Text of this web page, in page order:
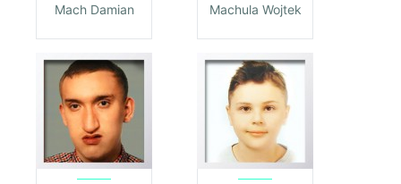
Mach Damian Machula Wojtek